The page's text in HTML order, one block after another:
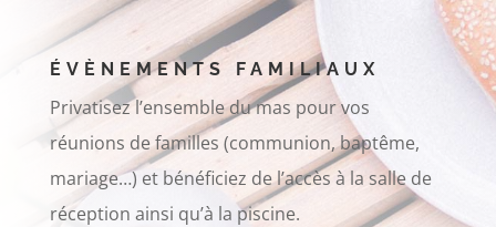
ÉVÈNEMENTS FAMILIAUX
Privatisez l’ensemble du mas pour vos
réunions de familles (communion, baptême,
mariage…) et bénéficiez de l’accès à la salle de
réception ainsi qu’à la piscine.